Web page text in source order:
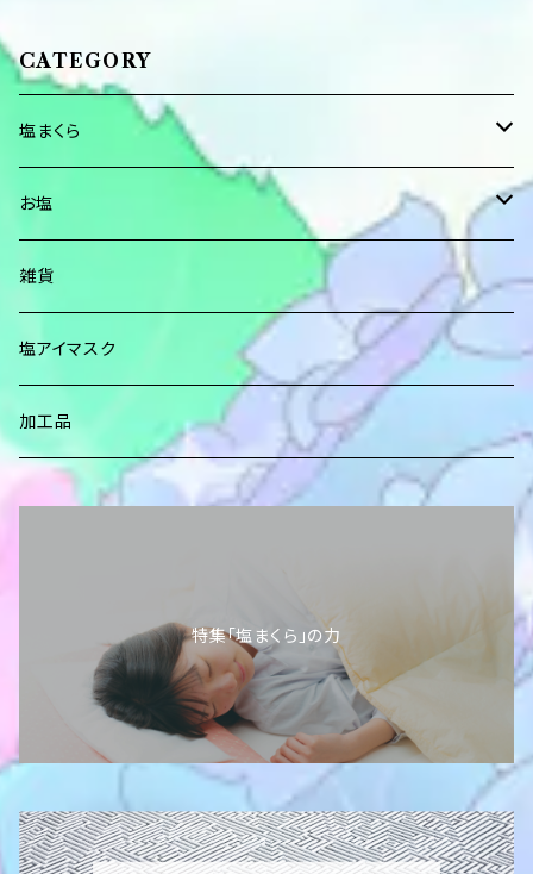
CATEGORY
塩まくら
レギュラーサイズ（２０㎝×３０㎝）
ロングサイズ（２０㎝×４２㎝）
お塩
アンデス紅塩(岩塩)ブロック
アンデス紅塩(岩塩)スタンドパック
能登の塩
能登の結晶塩
能登の中島菜
塩ひとふり 230ｇ
食卓塩 300ｇ
減塩タイプ 200ｇ
にがり食塩 800ｇ
赤穂あらなみ塩 750ｇ
本にがり仕立て 五島灘の塩 750ｇ
雑貨
塩アイマスク
加工品
特集「塩まくら」の力